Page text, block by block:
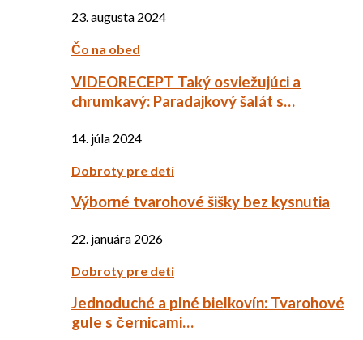
23. augusta 2024
Čo na obed
VIDEORECEPT Taký osviežujúci a
chrumkavý: Paradajkový šalát s…
14. júla 2024
Dobroty pre deti
Výborné tvarohové šišky bez kysnutia
22. januára 2026
Dobroty pre deti
Jednoduché a plné bielkovín: Tvarohové
gule s černicami…